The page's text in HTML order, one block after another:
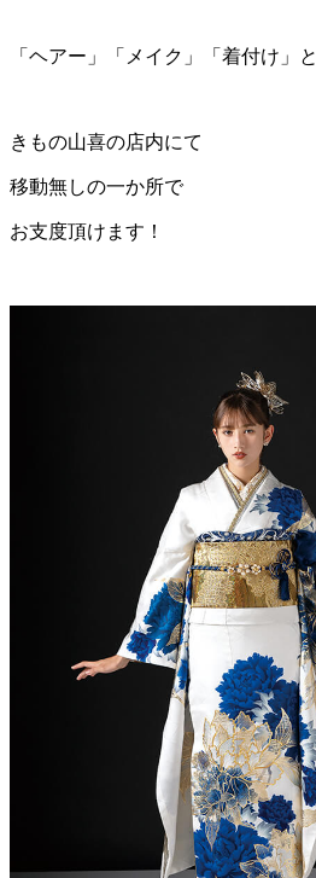
「ヘアー」「メイク」「着付け」と
きもの山喜の店内にて
移動無しの一か所で
お支度頂けます！